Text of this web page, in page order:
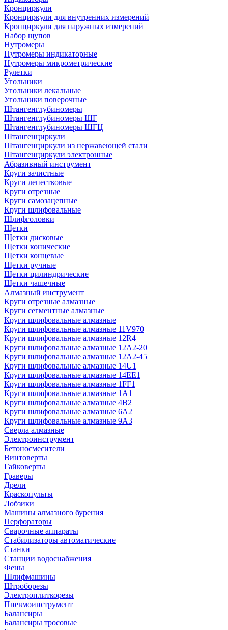
Кронциркули
Кронциркули для внутренних измерений
Кронциркули для наружных измерений
Набор щупов
Нутромеры
Нутромеры индикаторные
Нутромеры микрометрические
Рулетки
Угольники
Угольники лекальные
Угольники поверочные
Штангенглубиномеры
Штангенглубиномеры ШГ
Штангенглубиномеры ШГЦ
Штангенциркули
Штангенциркули из нержавеющей стали
Штангенциркули электронные
Абразивный инструмент
Круги зачистные
Круги лепестковые
Круги отрезные
Круги самозацепные
Круги шлифовальные
Шлифголовки
Щетки
Щетки дисковые
Щетки конические
Щетки концевые
Щетки ручные
Щетки цилиндрические
Щетки чашечные
Алмазный инструмент
Круги отрезные алмазные
Круги сегментные алмазные
Круги шлифовальные алмазные
Круги шлифовальные алмазные 11V970
Круги шлифовальные алмазные 12R4
Круги шлифовальные алмазные 12А2-20
Круги шлифовальные алмазные 12А2-45
Круги шлифовальные алмазные 14U1
Круги шлифовальные алмазные 14ЕЕ1
Круги шлифовальные алмазные 1FF1
Круги шлифовальные алмазные 1А1
Круги шлифовальные алмазные 4В2
Круги шлифовальные алмазные 6A2
Круги шлифовальные алмазные 9А3
Сверла алмазные
Электроинструмент
Бетоносмесители
Винтоверты
Гайковерты
Граверы
Дрели
Краскопульты
Лобзики
Машины алмазного бурения
Перфораторы
Сварочные аппараты
Стабилизаторы автоматические
Станки
Станции водоснабжения
Фены
Шлифмашины
Штроборезы
Электроплиткорезы
Пневмоинструмент
Балансиры
Балансиры тросовые